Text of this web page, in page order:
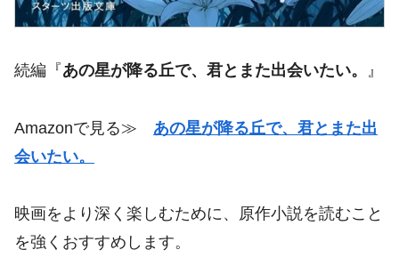
続編『あの星が降る丘で、君とまた出会いたい。 』
Amazonで見る≫ あの星が降る丘で、君とまた出
会いたい。
映画をより深く楽しむために、原作小説を読むこと
を強くおすすめします。